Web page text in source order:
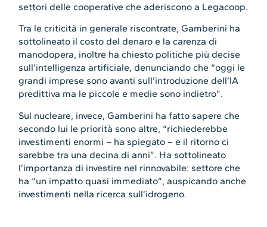
settori delle cooperative che aderiscono a Legacoop.
Tra le criticità in generale riscontrate, Gamberini ha
sottolineato il costo del denaro e la carenza di
manodopera, inoltre ha chiesto politiche più decise
sull’intelligenza artificiale, denunciando che “oggi le
grandi imprese sono avanti sull’introduzione dell’IA
predittiva ma le piccole e medie sono indietro”.
Sul nucleare, invece, Gamberini ha fatto sapere che
secondo lui le priorità sono altre, “richiederebbe
investimenti enormi – ha spiegato – e il ritorno ci
sarebbe tra una decina di anni”. Ha sottolineato
l’importanza di investire nel rinnovabile: settore che
ha “un impatto quasi immediato”, auspicando anche
investimenti nella ricerca sull’idrogeno.